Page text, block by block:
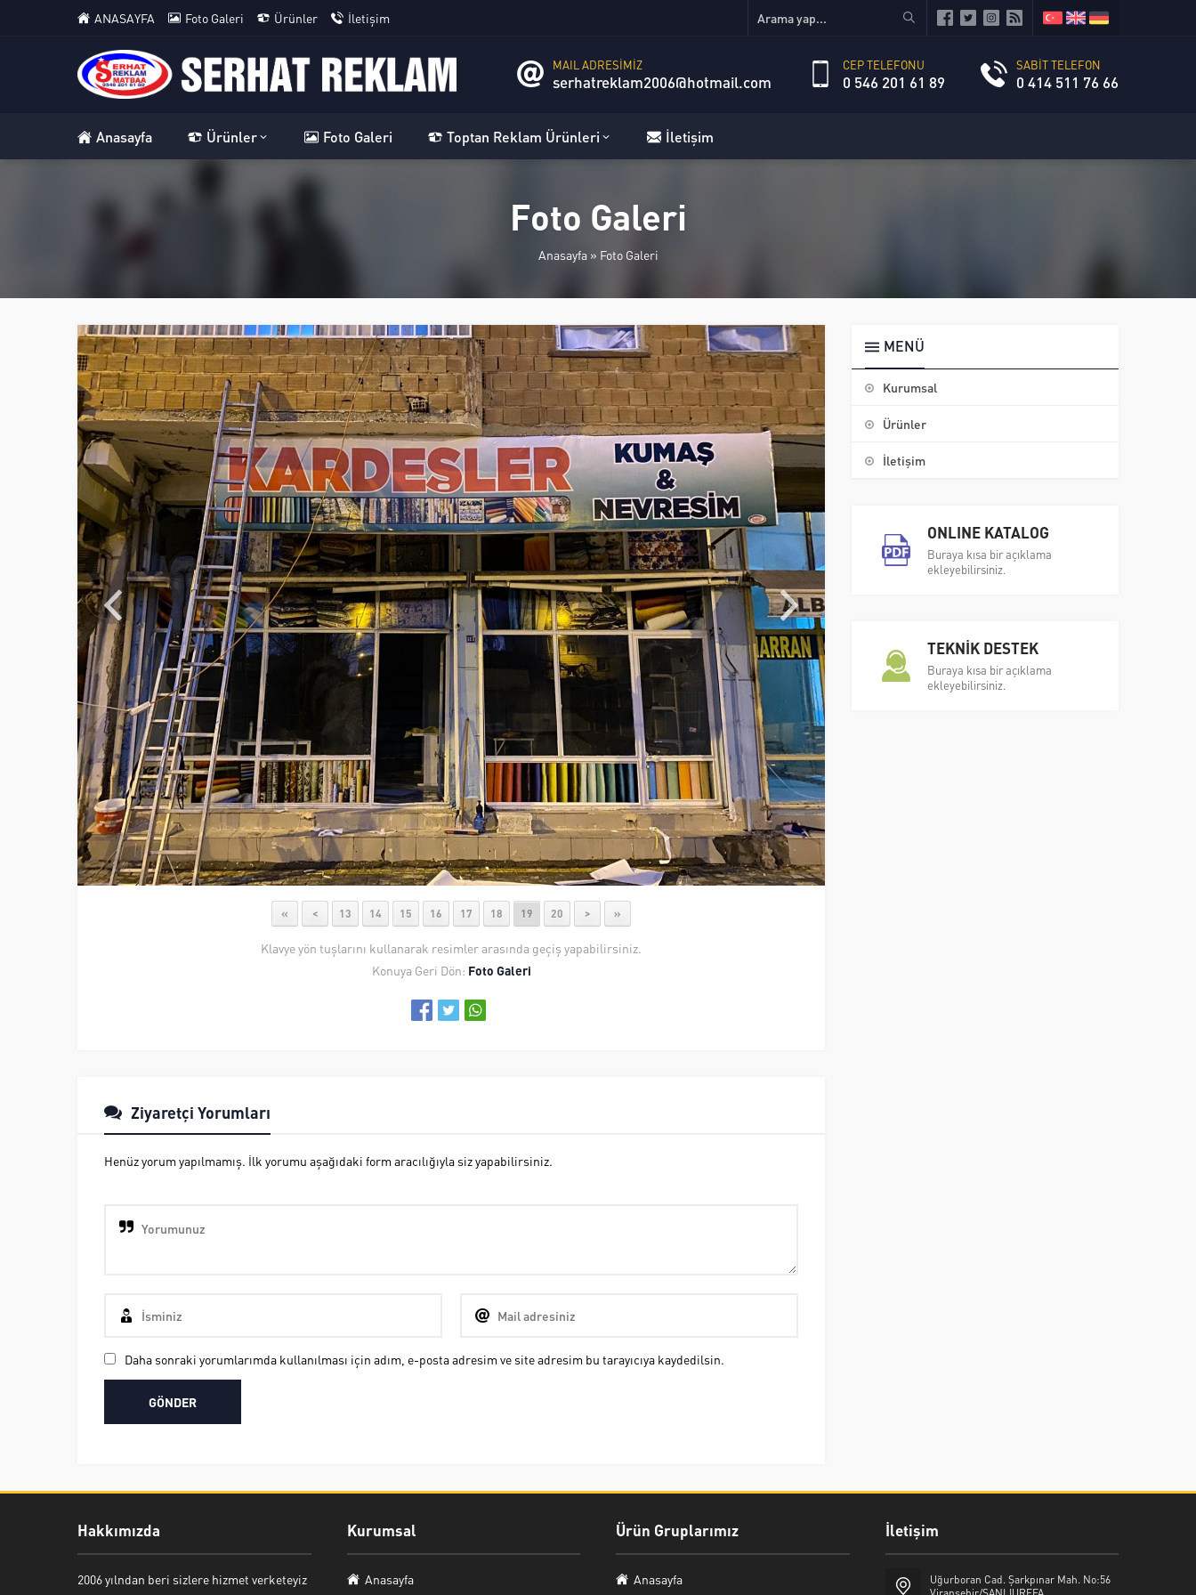
ANASAYFA Foto Galeri Ürünler İletişim
MAIL ADRESİMİZ
serhatreklam2006@hotmail.com
CEP TELEFONU
0 546 201 61 89
SABİT TELEFON
0 414 511 76 66
Anasayfa Ürünler Foto Galeri Toptan Reklam Ürünleri İletişim
Foto Galeri
Anasayfa» Foto Galeri
« < 13 14 15 16 17 18 19 20 > »
Klavye yön tuşlarını kullanarak resimler arasında geçiş yapabilirsiniz.
Konuya Geri Dön: Foto Galeri
Ziyaretçi Yorumları
Henüz yorum yapılmamış. İlk yorumu aşağıdaki form aracılığıyla siz yapabilirsiniz.
Daha sonraki yorumlarımda kullanılması için adım, e-posta adresim ve site adresim bu tarayıcıya kaydedilsin.
MENÜ
Kurumsal
Ürünler
İletişim
ONLINE KATALOG
Buraya kısa bir açıklama
ekleyebilirsiniz.
TEKNİK DESTEK
Buraya kısa bir açıklama
ekleyebilirsiniz.
Hakkımızda
2006 yılndan beri sizlere hizmet verketeyiz
Kurumsal
Anasayfa
Ürün Gruplarımız
Anasayfa
İletişim
Uğurboran Cad. Şarkpınar Mah. No:56